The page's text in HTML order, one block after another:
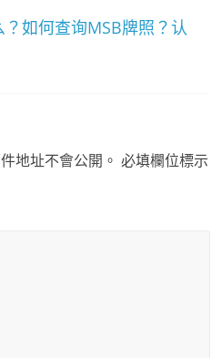
如何查询MSB牌照？认
地址不會公開。 必填欄位標示